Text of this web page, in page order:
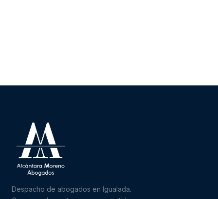
Despacho de abogados en Igualada.